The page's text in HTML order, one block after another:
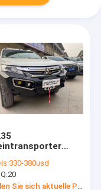
Pajero
Bullbar 2020
330-380usd
20